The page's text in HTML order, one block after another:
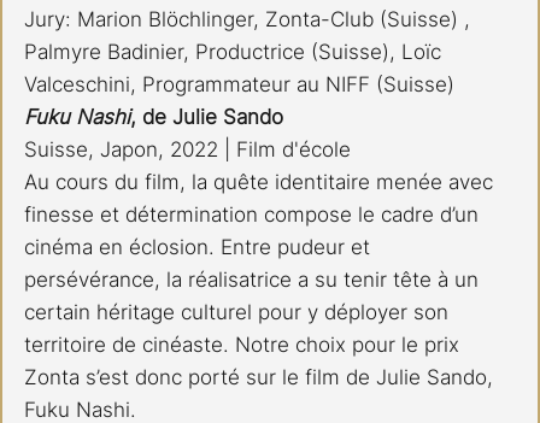
Jury: Marion Blöchlinger, Zonta-Club (Suisse) ,
Palmyre Badinier, Productrice (Suisse), Loïc
Valceschini, Programmateur au NIFF (Suisse)
Fuku Nashi, de Julie Sando
Suisse, Japon, 2022 | Film d'école
Au cours du film, la quête identitaire menée avec
finesse et détermination compose le cadre d’un
cinéma en éclosion. Entre pudeur et
persévérance, la réalisatrice a su tenir tête à un
certain héritage culturel pour y déployer son
territoire de cinéaste. Notre choix pour le prix
Zonta s’est donc porté sur le film de Julie Sando,
Fuku Nashi.